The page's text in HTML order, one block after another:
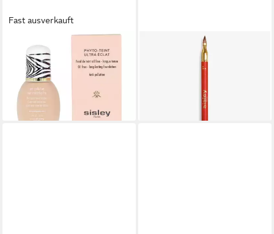
Fast ausverkauft
SISLEY
Foundation Phyto-Teint Ultra
Eclat Nr.2+ Sand
84,04 €
(2.801,33 €/ 1 l)
lieferbar in 3 Wochen
Lippenstift Phyto-Lèvres
Perfect N°12 Carmin 1.2 g
(51.691,67 €/ 1 kg)
lieferbar in 3 Wochen